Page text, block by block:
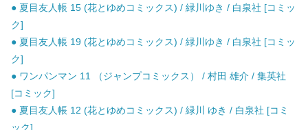
● 夏目友人帳 15 (花とゆめコミックス) / 緑川ゆき / 白泉社 [コミッ
ク]
● 夏目友人帳 19 (花とゆめコミックス) / 緑川ゆき / 白泉社 [コミッ
ク]
● ワンパンマン 11 （ジャンプコミックス） / 村田 雄介 / 集英社
[コミック]
● 夏目友人帳 12 (花とゆめコミックス) / 緑川 ゆき / 白泉社 [コミ
ック]